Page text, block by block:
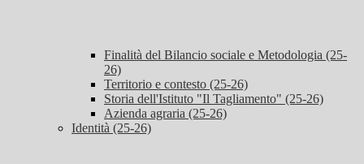
Finalità del Bilancio sociale e Metodologia (25-
26)
Territorio e contesto (25-26)
Storia dell'Istituto "Il Tagliamento" (25-26)
Azienda agraria (25-26)
Identità (25-26)